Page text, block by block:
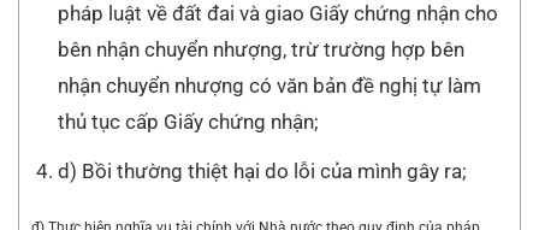
pháp luật về đất đai và giao Giấy chứng nhận cho
bên nhận chuyển nhượng, trừ trường hợp bên
nhận chuyển nhượng có văn bản đề nghị tự làm
thủ tục cấp Giấy chứng nhận;
d) Bồi thường thiệt hại do lỗi của mình gây ra;